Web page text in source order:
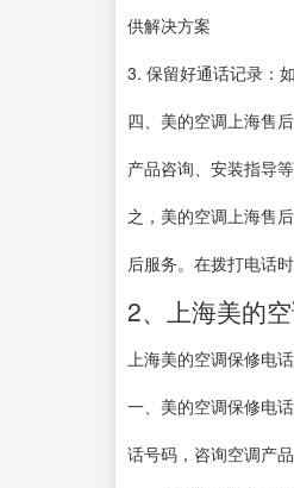
供解决方案
3. 保留好通话记录：
四、美的空调上海售
产品咨询、安装指导
之，美的空调上海售
后服务。在拨打电话
2、上海美的
上海美的空调保修电
一、美的空调保修电
话号码，咨询空调产